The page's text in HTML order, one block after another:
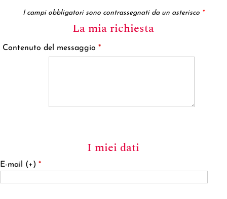
I campi obbligatori sono contrassegnati da un asterisco *
La mia richiesta
Contenuto del messaggio *
I miei dati
E-mail (+) *